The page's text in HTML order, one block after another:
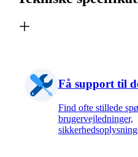
Få support til
Find ofte stillede
brugervejledninger,